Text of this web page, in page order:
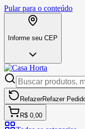
Pular para o conteúdo
Informe seu CEP
RefazerRefazer
R$ 0,00